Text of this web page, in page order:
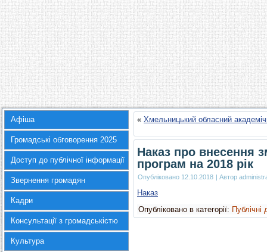
Афіша
Громадські обговорення 2025
Доступ до публічної інформації
Звернення громадян
Кадри
Консультації з громадськістю
Культура
« Хмельницький обласний
Наказ про внесення
програм на 2018 рік
Опубліковано 12.10.2018 | Автор
Наказ
Опубліковано в категорії: Публічні